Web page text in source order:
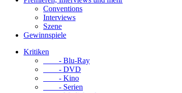
Conventions
Interviews
Szene
Gewinnspiele
Kritiken
- Blu-Ray
- DVD
- Kino
- Serien